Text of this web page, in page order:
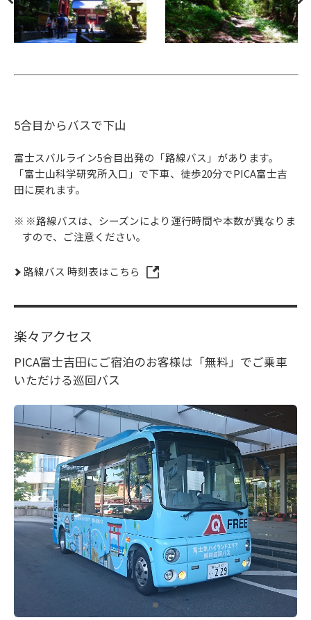
5合目からバスで下山
富士スバルライン5合目出発の「路線バス」があります。
「富士山科学研究所入口」で下車、徒歩20分でPICA富士吉
田に戻れます。
※路線バスは、シーズンにより運行時間や本数が異なりま
すので、ご注意ください。
路線バス 時刻表はこちら
楽々アクセス
PICA富士吉田にご宿泊のお客様は「無料」でご乗車
いただける巡回バス